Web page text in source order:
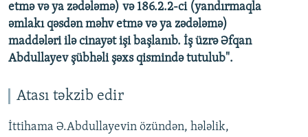
etmə və ya zədələmə) və 186.2.2-ci (yandırmaqla
əmlakı qəsdən məhv etmə və ya zədələmə)
maddələri ilə cinayət işi başlanıb. İş üzrə Əfqan
Abdullayev şübhəli şəxs qismində tutulub".
Atası təkzib edir
İttihama Ə.Abdullayevin özündən, hələlik,